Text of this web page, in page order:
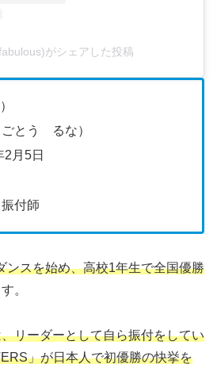
がシェアした投稿
とう るな）
月5日
付師
ンスを始め、高校1年生で全国優勝
。
リーダーとして自ら振付をしてい
」が日本人で初優勝の快挙を